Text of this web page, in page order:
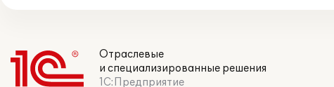
Отраслевые
и специализированные решения
1С:Предприятие